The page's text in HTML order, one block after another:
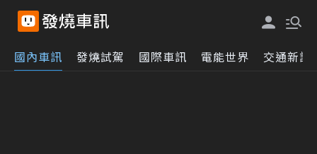
國內車訊 發燒試駕 國際車訊 電能世界 交通新訊